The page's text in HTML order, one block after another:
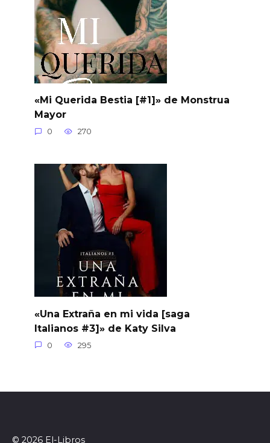
«Mi Querida Bestia [#1]» de Monstrua
Mayor
0 270
«Una Extraña en mi vida [saga
Italianos #3]» de Katy Silva
0 295
© 2026 El-Libros